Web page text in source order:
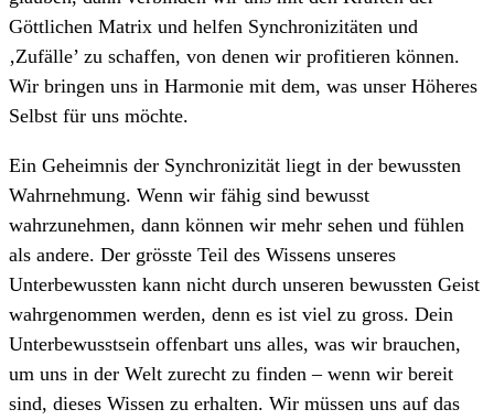
Göttlichen Matrix und helfen Synchronizitäten und
‚Zufälle’ zu schaffen, von denen wir profitieren können.
Wir bringen uns in Harmonie mit dem, was unser Höheres
Selbst für uns möchte.
Ein Geheimnis der Synchronizität liegt in der bewussten
Wahrnehmung. Wenn wir fähig sind bewusst
wahrzunehmen, dann können wir mehr sehen und fühlen
als andere. Der grösste Teil des Wissens unseres
Unterbewussten kann nicht durch unseren bewussten Geist
wahrgenommen werden, denn es ist viel zu gross. Dein
Unterbewusstsein offenbart uns alles, was wir brauchen,
um uns in der Welt zurecht zu finden – wenn wir bereit
sind, dieses Wissen zu erhalten. Wir müssen uns auf das